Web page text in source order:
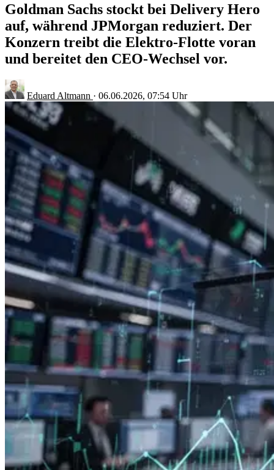
Goldman Sachs stockt bei Delivery Hero
auf, während JPMorgan reduziert. Der
Konzern treibt die Elektro-Flotte voran
und bereitet den CEO-Wechsel vor.
Eduard Altmann · 06.06.2026, 07:54 Uhr